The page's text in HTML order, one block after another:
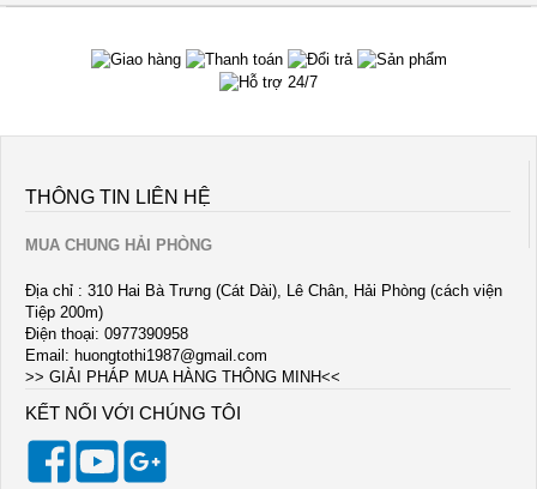
THÔNG TIN LIÊN HỆ
MUA CHUNG HẢI PHÒNG
Địa chỉ : 310 Hai Bà Trưng (Cát Dài), Lê Chân, Hải Phòng (cách viện
Tiệp 200m)
Điện thoại: 0977390958
Email: huongtothi1987@gmail.com
>> GIẢI PHÁP MUA HÀNG THÔNG MINH<<
KẾT NỐI VỚI CHÚNG TÔI